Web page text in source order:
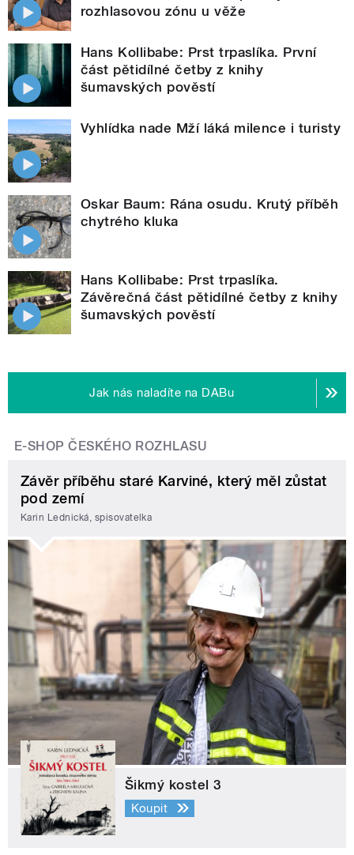
rozhlasovou zónu u věže
Hans Kollibabe: Prst trpaslíka. První
část pětidílné četby z knihy
šumavských pověstí
Vyhlídka nade Mží láká milence i turisty
Oskar Baum: Rána osudu. Krutý příběh
chytrého kluka
Hans Kollibabe: Prst trpaslíka.
Závěrečná část pětidílné četby z knihy
šumavských pověstí
Jak nás naladíte na DABu
E-SHOP ČESKÉHO ROZHLASU
Závěr příběhu staré Karviné, který měl zůstat
pod zemí
Karin Lednická, spisovatelka
Šikmý kostel 3
Koupit